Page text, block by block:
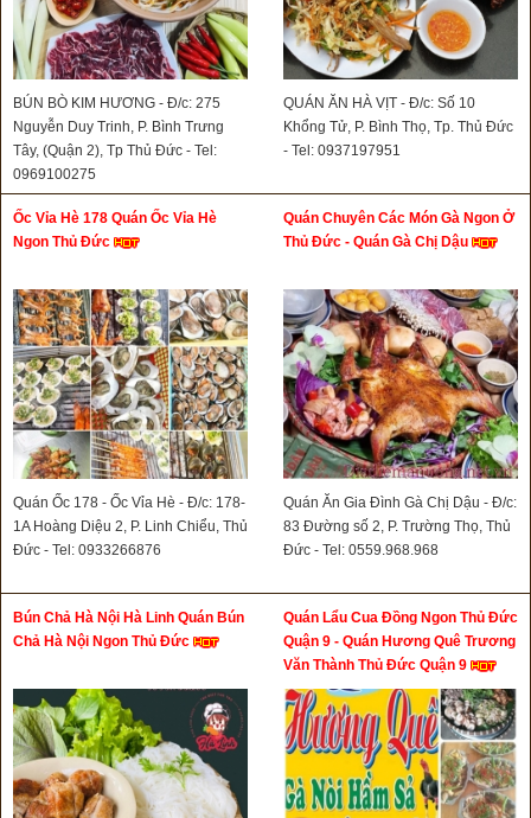
BÚN BÒ KIM HƯƠNG - Đ/c: 275
Nguyễn Duy Trinh, P. Bình Trưng
Tây, (Quận 2), Tp Thủ Đức - Tel:
0969100275
QUÁN ĂN HÀ VỊT - Đ/c: Số 10
Khổng Tử, P. Bình Thọ, Tp. Thủ Đức
- Tel: 0937197951
Ốc Vỉa Hè 178 Quán Ốc Vỉa Hè
Ngon Thủ Đức
Quán Ốc 178 - Ốc Vỉa Hè - Đ/c: 178-
1A Hoàng Diệu 2, P. Linh Chiểu, Thủ
Đức - Tel: 0933266876
Quán Chuyên Các Món Gà Ngon Ở
Thủ Đức - Quán Gà Chị Dậu
Quán Ăn Gia Đình Gà Chị Dậu - Đ/c:
83 Đường số 2, P. Trường Thọ, Thủ
Đức - Tel: 0559.968.968
Bún Chả Hà Nội Hà Linh Quán Bún
Chả Hà Nội Ngon Thủ Đức
Quán Lẩu Cua Đồng Ngon Thủ Đức
Quận 9 - Quán Hương Quê Trương
Văn Thành Thủ Đức Quận 9